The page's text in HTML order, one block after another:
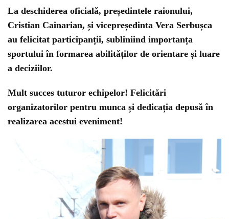
La deschiderea oficială, președintele raionului,
Cristian Cainarian, și vicepreședinta Vera Serbușca
au felicitat participanții, subliniind importanța
sportului în formarea abilităților de orientare și luare
a deciziilor.
Mult succes tuturor echipelor! Felicitări
organizatorilor pentru munca și dedicația depusă în
realizarea acestui eveniment!